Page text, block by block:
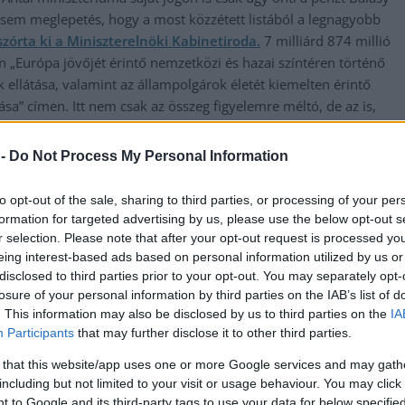
Do Not Process My Personal Information
opt-out of the sale, sharing to third parties, or processing of your
for targeted advertising by us, please use the below opt-out
selection. Please note that after your opt-out request is processed
interest-based ads based on personal information utilized by us
to third parties prior to your opt-out. You may separately
of your personal information by third parties on the IAB’s list of
This information may also be disclosed by us to third parties on the
Participants that may further disclose it to other third parties.
that this website/app uses one or more Google services and may
but not limited to your visit or usage behaviour. You may
to Google and its third-party tags to use your data for below
meglepetés, hogy a most közzétett listából a legnagyobb
ki a Miniszterelnöki Kabinetiroda. 7 milliárd 874 millió
jövőjét érintő nemzetközi és hazai színtéren történő
valamint az állampolgárok életét kiemelten érintő
címen. Itt nem csak az összeg figyelemre méltó, de az is,
vége és december vége között.
és kommunikációs ügynökségi feladatokra 1
megrendelése a Lounge-nak a kabinetirodától. Itt azt
mellett a Valtont is bevonta a megvalósításba.
forint, melyet a Visual Europe-nál költött el a Kabinetiroda
Békés Mártonhoz köthető Kommentár Alapítvány nem tud
utca 4. alatti ingatlan átépítésre, felújítására kaptak 4,5
kapták meg az államtól, majd nem sokkal később a